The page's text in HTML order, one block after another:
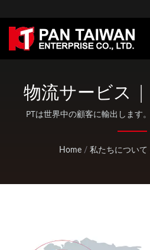
物流サービス |
ス加工および
ーシング自転
PTは世界中の顧客に輸出します
スチック射出成形サービス、ダ
品などのOEM / ODMサービ
Home / 私たちについて